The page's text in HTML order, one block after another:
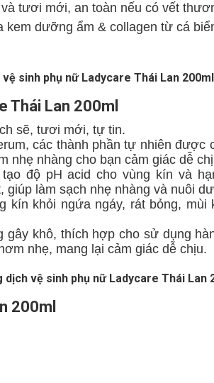
tươi mới, an toàn nếu có vết
dưỡng ẩm & collagen từ cá
sinh phụ nữ Ladycare Thái Lan 200ml
Thái Lan 200ml
sẽ, tươi mới, tự tin.
các thành phần tự nhiên
nhẹ nhàng cho bạn cảm giác dễ
độ pH acid cho vùng kín và
làm sạch nhẹ nhàng và nuôi
khỏi ngứa ngáy, rát bỏng,
khô, thích hợp cho sử dụng
nhẹ, mang lại cảm giác dễ chịu.
vệ sinh phụ nữ Ladycare Thái Lan
200ml